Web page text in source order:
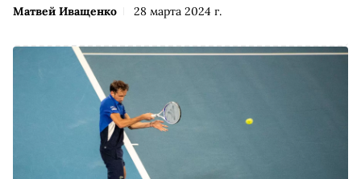
Матвей Иващенко 28 марта 2024 г.